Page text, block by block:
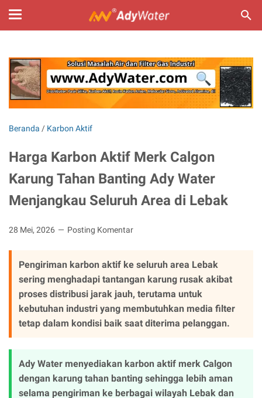
Beranda / Karbon Aktif
Harga Karbon Aktif Merk Calgon
Karung Tahan Banting Ady Water
Menjangkau Seluruh Area di Lebak
28 Mei, 2026 Posting Komentar
Pengiriman karbon aktif ke seluruh area Lebak
sering menghadapi tantangan karung rusak akibat
proses distribusi jarak jauh, terutama untuk
kebutuhan industri yang membutuhkan media filter
tetap dalam kondisi baik saat diterima pelanggan.
Ady Water menyediakan karbon aktif merk Calgon
dengan karung tahan banting sehingga lebih aman
selama pengiriman ke berbagai wilayah Lebak dan